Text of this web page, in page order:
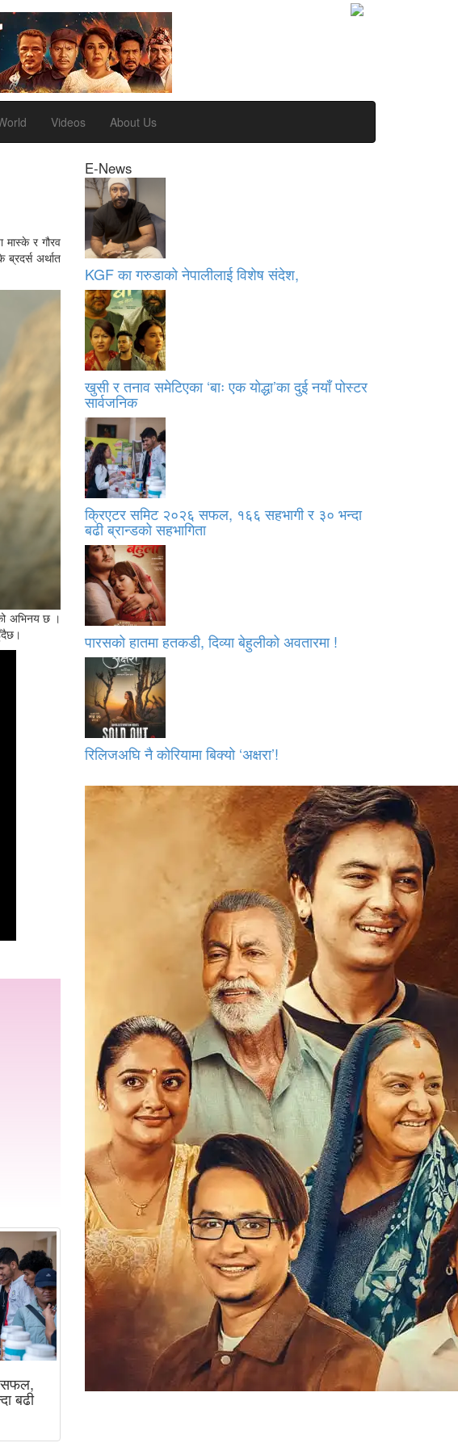
Videos About Us
मास्के र गौरव
ब्रदर्स अर्थात
अभिनय छ ।
सफल,
बढी
E-News
KGF का गरुडाको नेपालीलाई विशेष संदेश,
खुसी र तनाव समेटिएका ‘बाः एक योद्धा’का दुई नयाँ पोस्टर
सार्वजनिक
क्रिएटर समिट २०२६ सफल, १६६ सहभागी र ३० भन्दा
बढी ब्रान्डको सहभागिता
पारसको हातमा हतकडी, दिव्या बेहुलीको अवतारमा !
रिलिजअघि नै कोरियामा बिक्यो ‘अक्षरा’!